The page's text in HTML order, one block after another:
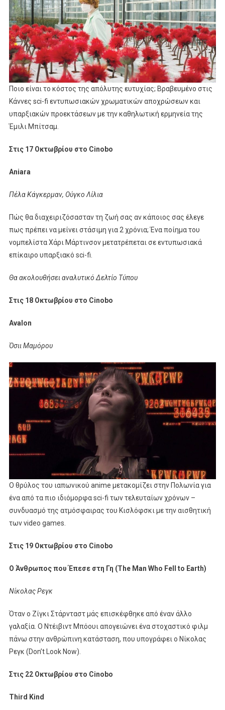
Ποιο είναι το κόστος της απόλυτης ευτυχίας; Βραβευμένο στις
Κάννες sci-fi εντυπωσιακών χρωματικών αποχρώσεων και
υπαρξιακών προεκτάσεων με την καθηλωτική ερμηνεία της
Έμιλι Μπίτσαμ.
Στις 17 Οκτωβρίου στο Cinobo
Aniara
Πέλα Κάγκερμαν, Ούγκο Λίλια
Πώς θα διαχειριζόσασταν τη ζωή σας αν κάποιος σας έλεγε
πως πρέπει να μείνει στάσιμη για 2 χρόνια; Ένα ποίημα του
νομπελίστα Χάρι Μάρτινσον μετατρέπεται σε εντυπωσιακά
επίκαιρο υπαρξιακό sci-fi.
Θα ακολουθήσει αναλυτικό Δελτίο Τύπου
Στις 18 Οκτωβρίου στο Cinobo
Avalon
Όσιι Μαμόρου
Ο θρύλος του ιαπωνικού anime μετακομίζει στην Πολωνία για
ένα από τα πιο ιδιόμορφα sci-fi των τελευταίων χρόνων –
συνδυασμό της ατμόσφαιρας του Κισλόφσκι με την αισθητική
των video games.
Στις 19 Οκτωβρίου στο Cinobo
Ο Άνθρωπος που Έπεσε στη Γη (The Man Who Fell to Earth)
Νίκολας Ρεγκ
Όταν ο Ζίγκι Στάρνταστ μάς επισκέφθηκε από έναν άλλο
γαλαξία. Ο Ντέιβιντ Μπόουι απογειώνει ένα στοχαστικό φιλμ
πάνω στην ανθρώπινη κατάσταση, που υπογράφει ο Νίκολας
Ρεγκ (Don’t Look Now).
Στις 22 Οκτωβρίου στο Cinobo
Third Kind